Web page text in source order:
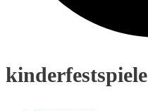
kinderfestspiele